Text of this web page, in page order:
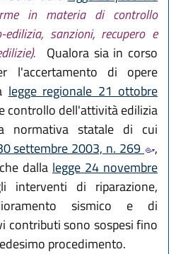
in materia di controllo
sanzioni, recupero e
Qualora sia in corso
l'accertamento di opere
legge regionale 21 ottobre
controllo dell'attività edilizia
normativa statale di cui
settembre 2003, n. 269
,
dalla legge 24 novembre
interventi di riparazione,
sismico e di
contributi sono sospesi fino
procedimento.